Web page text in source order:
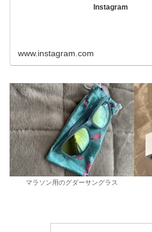
Instagram
www.instagram.com
マラソン用のグダーサングラス